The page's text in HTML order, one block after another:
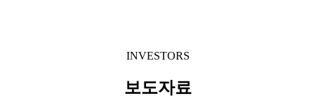
INVESTORS
보도자료